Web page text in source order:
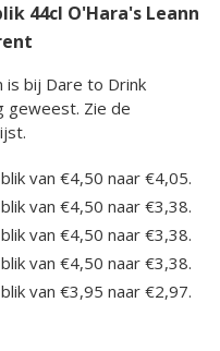
44cl O'Hara's Leann
is bij Dare to Drink
geweest. Zie de
van €4,50 naar €4,05.
van €4,50 naar €3,38.
van €4,50 naar €3,38.
van €4,50 naar €3,38.
van €3,95 naar €2,97.